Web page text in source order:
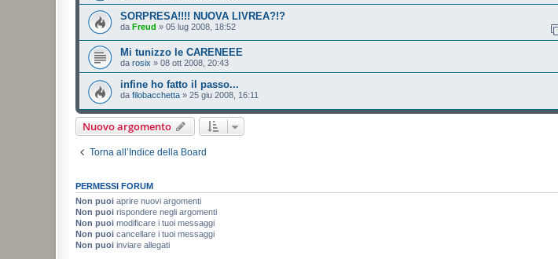
SORPRESA!!!! NUOVA LIVREA?!?
da Freud » 05 lug 2008, 18:52
Mi tunizzo le CARENEEE
da rosix » 08 ott 2008, 20:43
infine ho fatto il passo...
da filobacchetta » 25 giu 2008, 16:11
Nuovo argomento
Torna all’Indice della Board
PERMESSI FORUM
Non puoi aprire nuovi argomenti
Non puoi rispondere negli argomenti
Non puoi modificare i tuoi messaggi
Non puoi cancellare i tuoi messaggi
Non puoi inviare allegati